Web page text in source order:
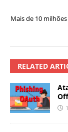
Mais de 10
RELATED